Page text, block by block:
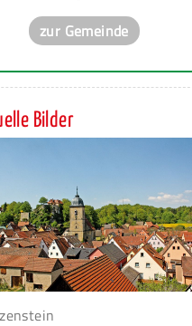
zur Gemeinde
Bilder